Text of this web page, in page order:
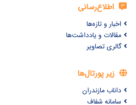
اطلاع‌رسانی
اخبار و تازه‌ها
مقالات و یادداشت‌ها
گالری تصاویر
زیر پورتال‌ها
داناب مازندران
سامانه شفاف